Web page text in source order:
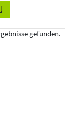
gefunden.